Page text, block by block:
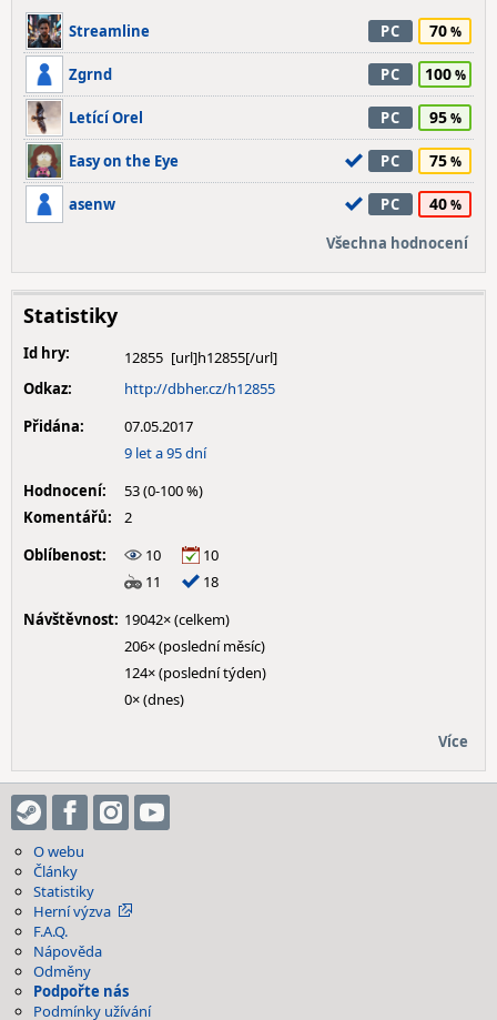
Streamline PC 70
Zgrnd PC 100
Letící Orel PC 95
Easy on the Eye PC 75
asenw PC 40
Všechna hodnocení
Statistiky
Id hry:
12855
Odkaz:
http://dbher.cz/h12855
Přidána:
07.05.2017
9 let a 95 dní
Hodnocení:
53 (0-100 %)
Komentářů:
2
Oblíbenost:
10
10
11
18
Návštěvnost: 19042× (celkem)
206× (poslední měsíc)
124× (poslední týden)
0× (dnes)
Více
O webu
Články
Statistiky
Herní výzva
F.A.Q.
Nápověda
Odměny
Podpořte nás
Podmínky užívání